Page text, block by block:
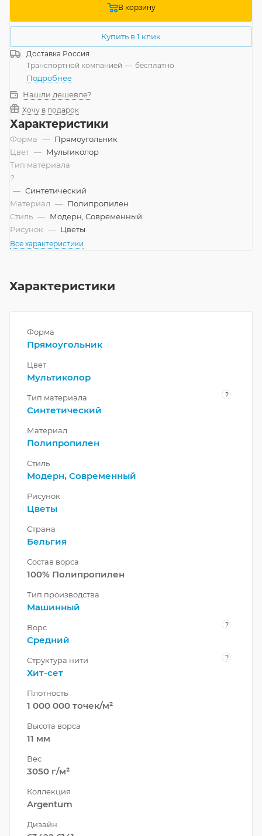
В корзину
Купить в 1 клик
Доставка Россия
Транспортной компанией — бесплатно
Подробнее
Нашли дешевле?
Хочу в подарок
Характеристики
Форма — Прямоугольник
Цвет — Мультиколор
Тип материала
?
— Синтетический
Материал — Полипропилен
Стиль — Модерн, Современный
Рисунок — Цветы
Все характеристики
Характеристики
Форма
Прямоугольник
Цвет
Мультиколор
Тип материала ?
Синтетический
Материал
Полипропилен
Стиль
Модерн, Современный
Рисунок
Цветы
Страна
Бельгия
Состав ворса
100% Полипропилен
Тип производства
Машинный
Ворс ?
Средний
Структура нити ?
Хит-сет
Плотность
1 000 000 точек/м²
Высота ворса
11 мм
Вес
3050 г/м²
Коллекция
Argentum
Дизайн